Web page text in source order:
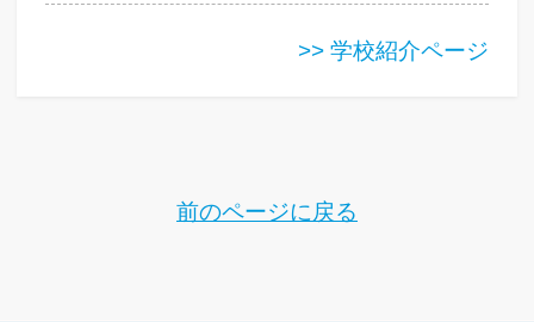
>> 学校紹介ページ
前のページに戻る